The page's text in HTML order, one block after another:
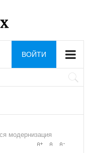
ВОЙТИ
модернизация